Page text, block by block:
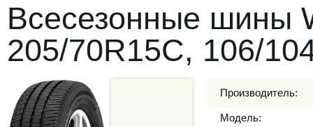
Всесезонные шины
205/70R15C, 106/
Производитель:
Модель: